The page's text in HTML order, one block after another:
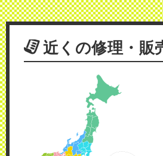
近くの修理・販